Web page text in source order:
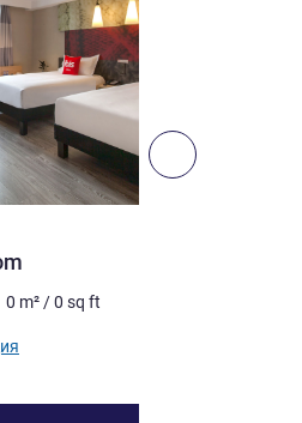
Далее - Номер
0 m² /0 sq ft